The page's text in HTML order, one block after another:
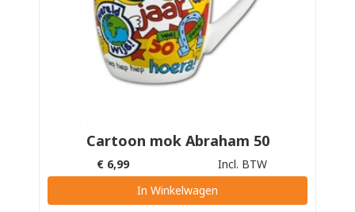
Cartoon mok Abraham 50
€ 6,99
Incl. BTW
In Winkelwagen